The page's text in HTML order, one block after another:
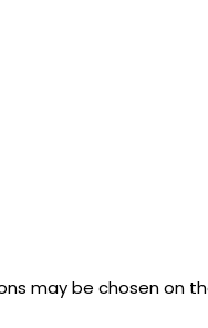
may be chosen on